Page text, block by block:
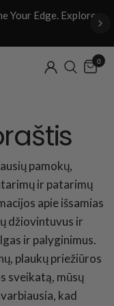
Your Edge. Explore
0
pamokų,
ir patarimų
apie išsamias
džiovintuvus ir
ir palyginimus.
plaukų priežiūros
sveikatą, mūsų
kad